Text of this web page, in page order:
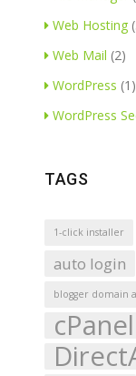
Web Hosting
Web Mail (2)
WordPress (1)
WordPress
TAGS
1-click installer
auto login
blogger domain
cPanel